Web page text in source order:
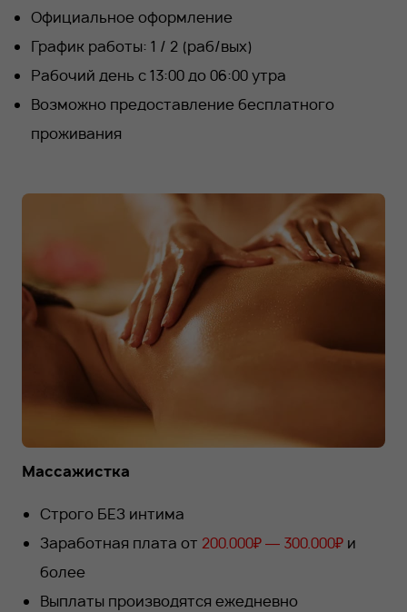
Официальное оформление
График работы: 1 / 2 (раб/вых)
Рабочий день с 13:00 до 06:00 утра
Возможно предоставление бесплатного
проживания
Массажистка
Строго БЕЗ интима
Заработная плата от 200.000₽ — 300.000₽ и
более
Выплаты производятся ежедневно